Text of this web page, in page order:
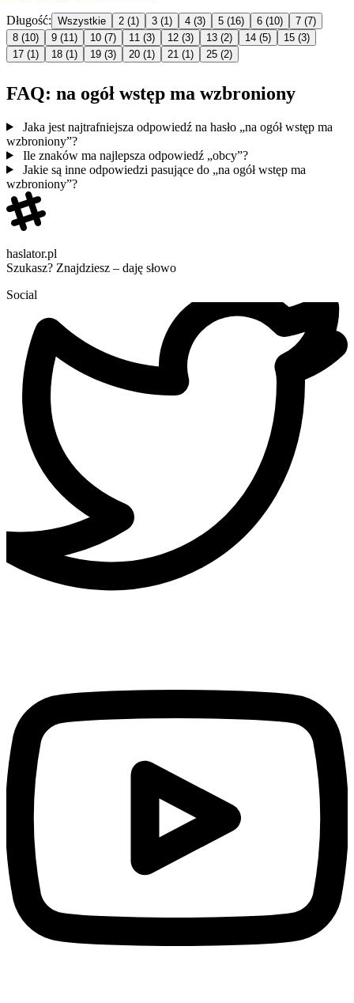
Długość: Wszystkie 2 (1) 3 (1) 4 (3) 5 (16) 6 (10) 7 (7)
8 (10) 9 (11) 10 (7) 11 (3) 12 (3) 13 (2) 14 (5) 15 (3)
17 (1) 18 (1) 19 (3) 20 (1) 21 (1) 25 (2)
FAQ: na ogół wstęp ma wzbroniony
Jaka jest najtrafniejsza odpowiedź na hasło „na ogół wstęp ma
wzbroniony”?
Ile znaków ma najlepsza odpowiedź „obcy”?
Jakie są inne odpowiedzi pasujące do „na ogół wstęp ma
wzbroniony”?
haslator.pl
Szukasz? Znajdziesz – daję słowo
Social